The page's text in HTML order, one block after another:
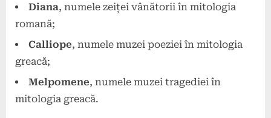
Diana, numele zeiței vânătorii în mitologia
romană;
Calliope, numele muzei poeziei în mitologia
greacă;
Melpomene, numele muzei tragediei în
mitologia greacă.